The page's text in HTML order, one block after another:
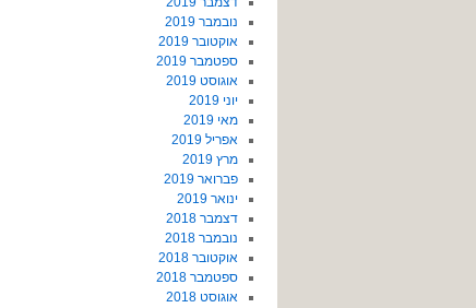
נובמבר 2019
אוקטובר 2019
ספטמבר 2019
אוגוסט 2019
יוני 2019
מאי 2019
אפריל 2019
מרץ 2019
פברואר 2019
ינואר 2019
דצמבר 2018
נובמבר 2018
אוקטובר 2018
ספטמבר 2018
אוגוסט 2018